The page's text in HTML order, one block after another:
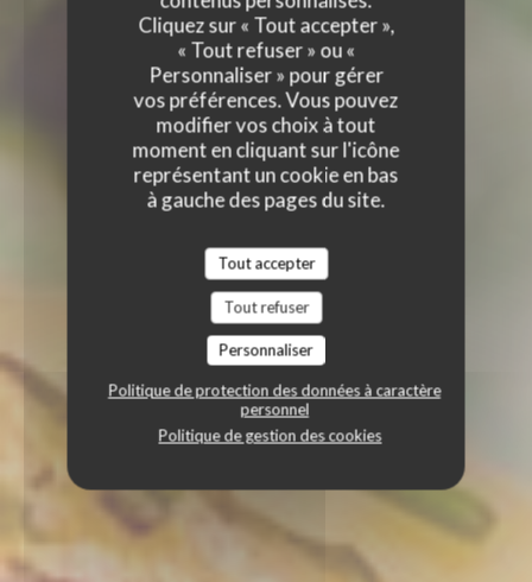
Cliquez sur « Tout accepter »,
« Tout refuser » ou «
Personnaliser » pour gérer
vos préférences. Vous pouvez
modifier vos choix à tout
moment en cliquant sur l'icône
représentant un cookie en bas
à gauche des pages du site.
Tout accepter
Tout refuser
Personnaliser
Politique de protection des données à caractère
personnel
Politique de gestion des cookies